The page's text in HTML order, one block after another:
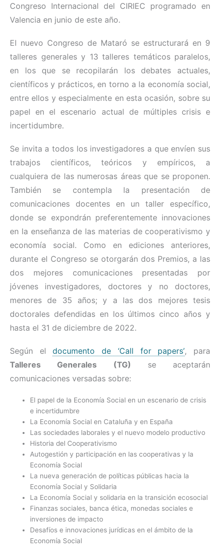
Congreso Internacional del CIRIEC programado en
Valencia en junio de este año.
El nuevo Congreso de Mataró se estructurará en 9
talleres generales y 13 talleres temáticos paralelos,
en los que se recopilarán los debates actuales,
científicos y prácticos, en torno a la economía social,
entre ellos y especialmente en esta ocasión, sobre su
papel en el escenario actual de múltiples crisis e
incertidumbre.
Se invita a todos los investigadores a que envíen sus
trabajos científicos, teóricos y empíricos, a
cualquiera de las numerosas áreas que se proponen.
También se contempla la presentación de
comunicaciones docentes en un taller específico,
donde se expondrán preferentemente innovaciones
en la enseñanza de las materias de cooperativismo y
economía social. Como en ediciones anteriores,
durante el Congreso se otorgarán dos Premios, a las
dos mejores comunicaciones presentadas por
jóvenes investigadores, doctores y no doctores,
menores de 35 años; y a las dos mejores tesis
doctorales defendidas en los últimos cinco años y
hasta el 31 de diciembre de 2022.
Según eldocumento de ‘Call for papers’, para
Talleres Generales (TG) se aceptarán
comunicaciones versadas sobre:
El papel de la Economía Social en un escenario de crisis
e incertidumbre
La Economía Social en Cataluña y en España
Las sociedades laborales y el nuevo modelo productivo
Historia del Cooperativismo
Autogestión y participación en las cooperativas y la
Economía Social
La nueva generación de políticas públicas hacia la
Economía Social y Solidaria
La Economía Social y solidaria en la transición ecosocial
Finanzas sociales, banca ética, monedas sociales e
inversiones de impacto
Desafíos e innovaciones jurídicas en el ámbito de la
Economía Social